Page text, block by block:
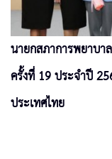
นายกสภาการพยาบา
ครั้งที่ 19 ประจำปี
ประเทศไทย